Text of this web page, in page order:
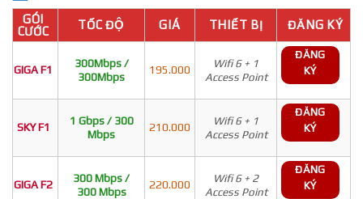
GÓI
CƯỚC
TỐC ĐỘ GIÁ THIẾT BỊ ĐĂNG KÝ
GIGA F1
300Mbps /
300Mbps
195.000
Wifi 6 + 1
Access Point
ĐĂNG
KÝ
SKY F1
1 Gbps / 300
Mbps
210.000
Wifi 6 + 1
Access Point
ĐĂNG
KÝ
GIGA F2
300 Mbps /
300 Mbps
220.000
Wifi 6 + 2
Access Point
ĐĂNG
KÝ